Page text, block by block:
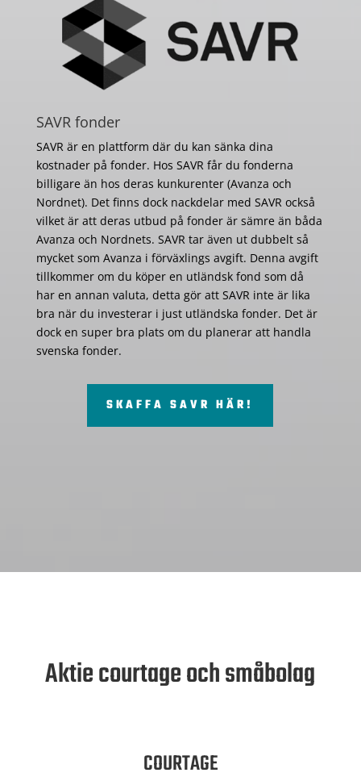
SAVR fonder
SAVR är en plattform där du kan sänka dina
kostnader på fonder. Hos SAVR får du fonderna
billigare än hos deras kunkurenter (Avanza och
Nordnet). Det finns dock nackdelar med SAVR också
vilket är att deras utbud på fonder är sämre än båda
Avanza och Nordnets. SAVR tar även ut dubbelt så
mycket som Avanza i förväxlings avgift. Denna avgift
tillkommer om du köper en utländsk fond som då
har en annan valuta, detta gör att SAVR inte är lika
bra när du investerar i just utländska fonder. Det är
dock en super bra plats om du planerar att handla
svenska fonder.
SKAFFA SAVR HÄR!
Aktie courtage och småbolag
COURTAGE